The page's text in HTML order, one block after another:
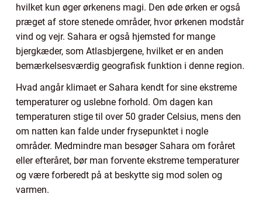
hvilket kun øger ørkenens magi. Den øde ørken er også
præget af store stenede områder, hvor ørkenen modstår
vind og vejr. Sahara er også hjemsted for mange
bjergkæder, som Atlasbjergene, hvilket er en anden
bemærkelsesværdig geografisk funktion i denne region.
Hvad angår klimaet er Sahara kendt for sine ekstreme
temperaturer og uslebne forhold. Om dagen kan
temperaturen stige til over 50 grader Celsius, mens den
om natten kan falde under frysepunktet i nogle
områder. Medmindre man besøger Sahara om foråret
eller efteråret, bør man forvente ekstreme temperaturer
og være forberedt på at beskytte sig mod solen og
varmen.